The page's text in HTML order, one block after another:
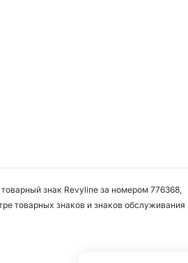
знак Revyline за номером 776368,
товарных знаков и знаков обслуживания